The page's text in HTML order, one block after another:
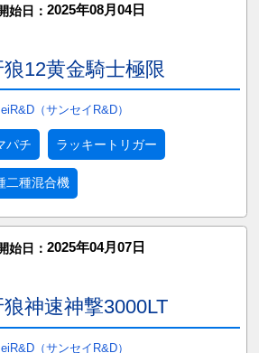
始日： 2025年08月04日
狼12黄金騎士極限
（サンセイR&D）
パチ ラッキートリガー
二種混合機
始日： 2025年04月07日
狼神速神撃3000LT
（サンセイR&D）